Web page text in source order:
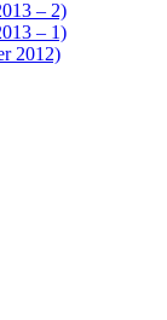
– 2)
– 1)
2012)